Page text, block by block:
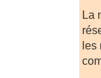
La
les